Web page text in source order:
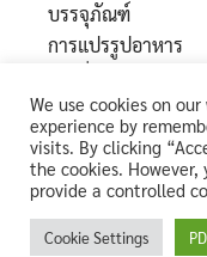
บรรจุภัณฑ์
การแปรรูปอาหาร
Download
-871FM Product
We use cookies on
experience by
visits. By clicking
the cookies.
provide a controlled
Cookie Settings